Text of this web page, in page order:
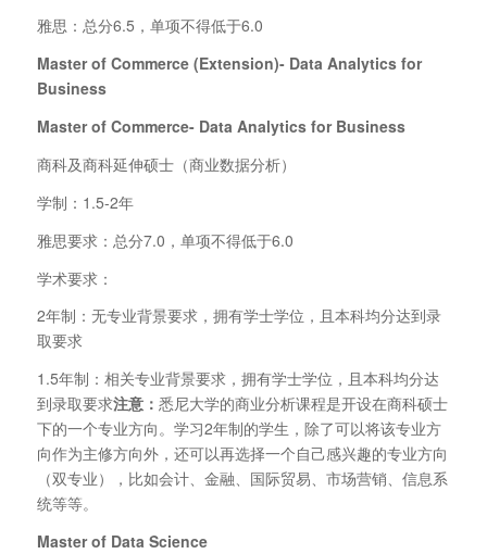
雅思：总分6.5，单项不得低于6.0
Master of Commerce (Extension)- Data Analytics for
Business
Master of Commerce- Data Analytics for Business
商科及商科延伸硕士（商业数据分析）
学制：1.5-2年
雅思要求：总分7.0，单项不得低于6.0
学术要求：
2年制：无专业背景要求，拥有学士学位，且本科均分达到录
取要求
1.5年制：相关专业背景要求，拥有学士学位，且本科均分达
到录取要求注意： 悉尼大学的商业分析课程是开设在商科硕士
下的一个专业方向。学习2年制的学生，除了可以将该专业方
向作为主修方向外，还可以再选择一个自己感兴趣的专业方向
（双专业），比如会计、金融、国际贸易、市场营销、信息系
统等等。
Master of Data Science